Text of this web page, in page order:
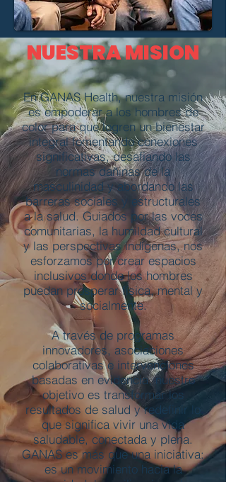
NUESTRA MISION
En GANAS Health, nuestra misión
es empoderar a los hombres de
color para que logren un bienestar
integral fomentando conexiones
significativas, desafiando las
normas dañinas de la
masculinidad y abordando las
barreras sociales y estructurales
a la salud. Guiados por las voces
comunitarias, la humildad cultural
y las perspectivas indígenas, nos
esforzamos por crear espacios
inclusivos donde los hombres
puedan prosperar física, mental y
socialmente.
A través de programas
innovadores, asociaciones
colaborativas e intervenciones
basadas en evidencia, nuestro
objetivo es transformar los
resultados de salud y redefinir lo
que significa vivir una vida
saludable, conectada y plena.
GANAS es más que una iniciativa:
es un movimiento hacia la